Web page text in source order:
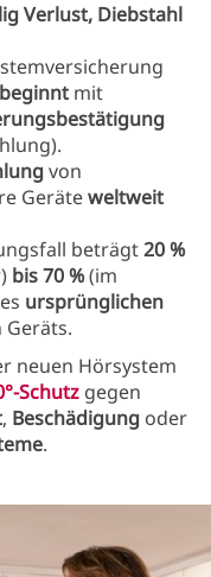
Verlust, Diebstahl
beginnt mit
von
Geräteweltweit
beträgt20 %
bis 70 %(im
ursprünglichen
Geräts.
neuen Hörsystem
Schutz gegen
, Beschädigung oder
.